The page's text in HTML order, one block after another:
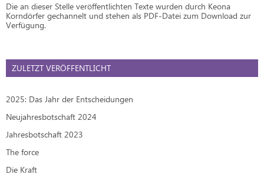
Die an dieser Stelle veröffentlichten Texte wurden durch Keona
Korndörfer gechannelt und stehen als PDF-Datei zum Download zur
Verfügung.
ZULETZT VERÖFFENTLICHT
2025: Das Jahr der Entscheidungen
Neujahresbotschaft 2024
Jahresbotschaft 2023
The force
Die Kraft